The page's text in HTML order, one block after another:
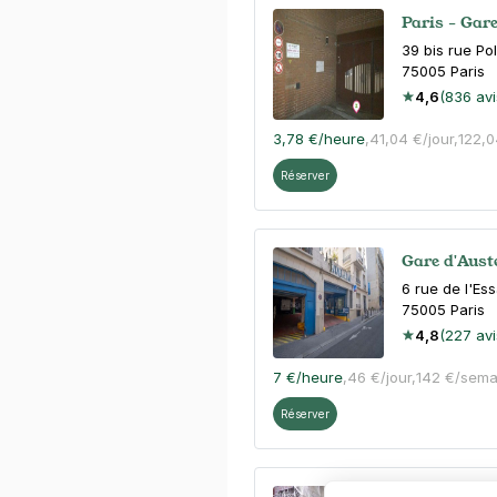
Paris -
39 bis rue
75005 Paris
4,6(836
3,78 €/heure,41,04 €/jour,
Réserver
Gare
6 rue de
75005 Paris
4,8(227
7 €/heure,46 €/jour,142 €/
Réserver